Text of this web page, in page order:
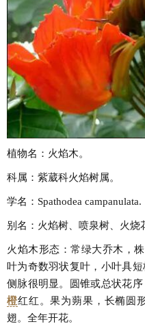
植物名：火焰木。
科属：紫葳科火焰树属。
学名：Spathodea campanulata.
别名：火焰树、喷泉树、火烧
火焰木形态：常绿大乔木，
叶为奇数羽状复叶，小叶具
侧脉很明显。圆锥或总状花
橙红红。果为蒴果，长椭圆
翅。全年开花。